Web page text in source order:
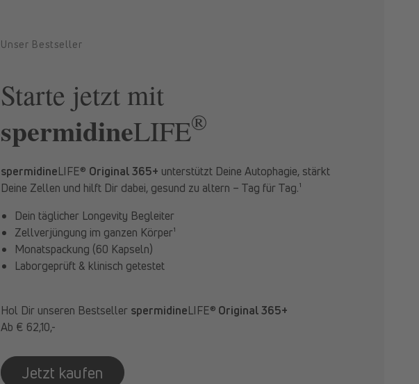
Unser Bestseller
Starte jetzt mit
spermidineLIFE®
spermidineLIFE® Original 365+ unterstützt Deine Autophagie, stärkt
Deine Zellen und hilft Dir dabei, gesund zu altern – Tag für Tag.¹
Dein täglicher Longevity Begleiter
Zellverjüngung im ganzen Körper¹
Monatspackung (60 Kapseln)
Laborgeprüft & klinisch getestet
Hol Dir unseren Bestseller spermidineLIFE® Original 365+
Ab € 62,10,-
Jetzt kaufen